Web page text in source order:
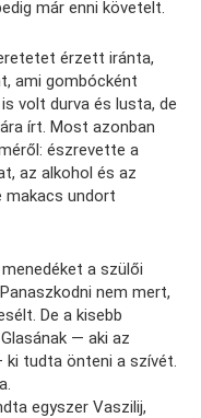
már enni követelt.
érzett iránta,
ami gombócként
volt durva és lusta, de
írt. Most azonban
észrevette a
az alkohol és az
makacs undort
a szülői
nem mert,
De a kisebb
— aki az
tudta önteni a szívét.
egyszer Vaszilij,